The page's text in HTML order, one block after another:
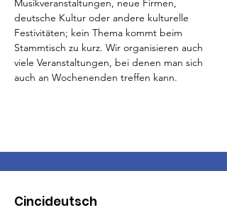
Musikveranstaltungen, neue Firmen,
deutsche Kultur oder andere kulturelle
Festivitäten; kein Thema kommt beim
Stammtisch zu kurz. Wir organisieren auch
viele Veranstaltungen, bei denen man sich
auch an Wochenenden treffen kann.
Cincideutsch